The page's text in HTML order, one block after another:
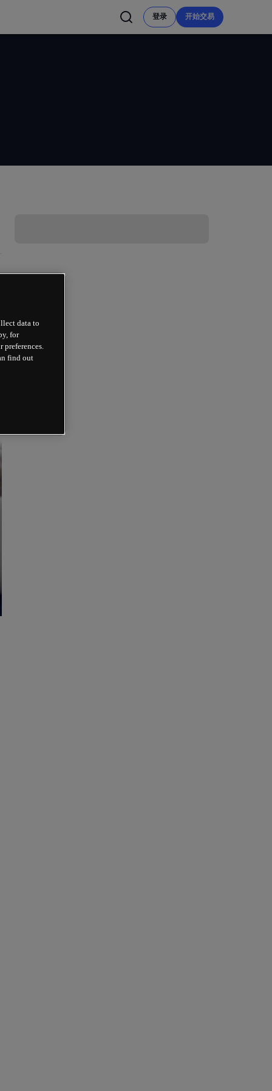
登录 开始交易
data to
for
find out